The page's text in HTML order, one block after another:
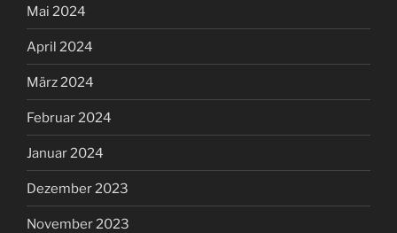
Mai 2024
April 2024
März 2024
Februar 2024
Januar 2024
Dezember 2023
November 2023